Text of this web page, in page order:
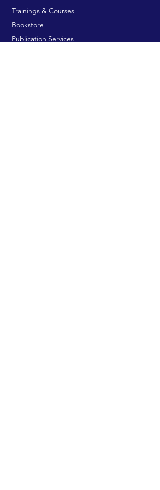
Trainings & Courses
Bookstore
Publication Services